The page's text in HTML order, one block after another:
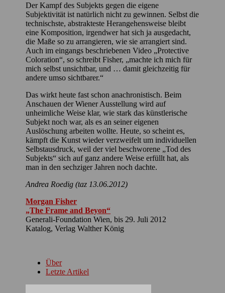
Der Kampf des Subjekts gegen die eigene
Subjektivität ist natürlich nicht zu gewinnen. Selbst die
technischste, abstrakteste Herangehensweise bleibt
eine Komposition, irgendwer hat sich ja ausgedacht,
die Maße so zu arrangieren, wie sie arrangiert sind.
Auch im eingangs beschriebenen Video „Protective
Coloration“, so schreibt Fisher, „machte ich mich für
mich selbst unsichtbar, und … damit gleichzeitig für
andere umso sichtbarer.“
Das wirkt heute fast schon anachronistisch. Beim
Anschauen der Wiener Ausstellung wird auf
unheimliche Weise klar, wie stark das künstlerische
Subjekt noch war, als es an seiner eigenen
Auslöschung arbeiten wollte. Heute, so scheint es,
kämpft die Kunst wieder verzweifelt um individuellen
Selbstausdruck, weil der viel beschworene „Tod des
Subjekts“ sich auf ganz andere Weise erfüllt hat, als
man in den sechziger Jahren noch dachte.
Andrea Roedig (taz 13.06.2012)
Morgan Fisher
„The Frame and Beyon“
Generali-Foundation Wien, bis 29. Juli 2012
Katalog, Verlag Walther König
Über
Letzte Artikel